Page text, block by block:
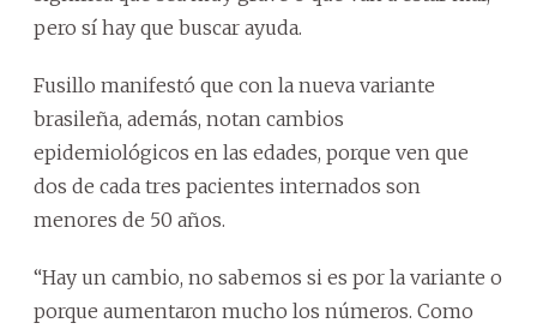
pero sí hay que buscar ayuda.
Fusillo manifestó que con la nueva variante
brasileña, además, notan cambios
epidemiológicos en las edades, porque ven que
dos de cada tres pacientes internados son
menores de 50 años.
“Hay un cambio, no sabemos si es por la variante o
porque aumentaron mucho los números. Como